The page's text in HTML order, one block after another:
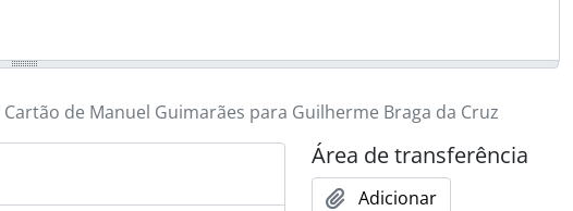
Cartão de Manuel Guimarães para Guilherme Braga da Cruz
Área de transferência
Adicionar